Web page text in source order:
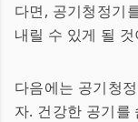
다면, 공기청정기
내릴 수 있게 될
다음에는 공기청
자. 건강한 공기를